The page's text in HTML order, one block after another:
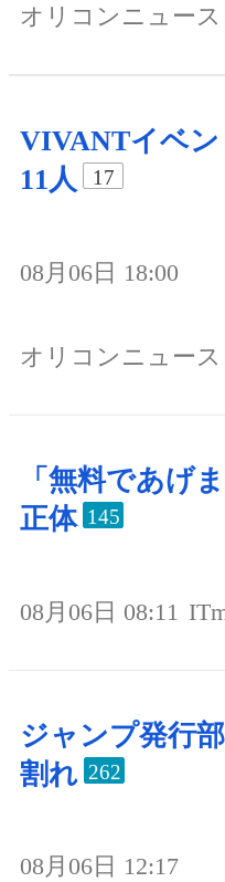
オリコンニュース
VIVANTイベン
11人
17
08月06日 18:00
オリコンニュース
「無料であげ
正体 145
08月06日 08:11
ジャンプ発行
割れ 262
08月06日 12:17